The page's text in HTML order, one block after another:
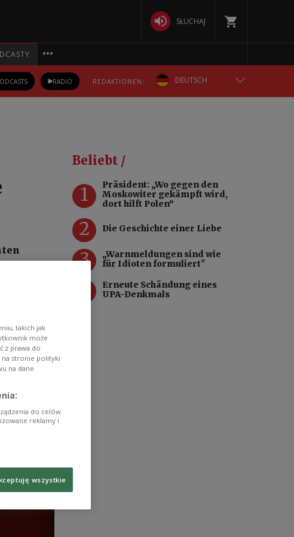
SŁUCHAJ
RADIO REDAKTIONEN: DEUTSCH
БЕЛАРУСКАЯ
УКРАЇНСЬКА
Beliebt /
1
Präsident: „Wo gegen den
Moskowiter gekämpft wird,
dort hilft Polen“
2 Die Geschichte einer Liebe
3
„Warnmeldungen sind wie
für Idioten formuliert"
Erneute Schändung eines
UPA-Denkmals
takich jak
może
z prawa do
stronie polityki
na dane
do celów
reklamy i
wszystkie